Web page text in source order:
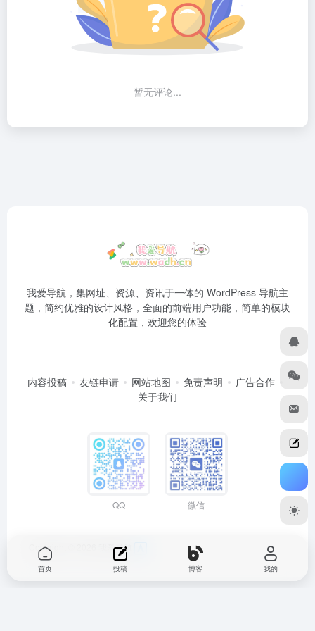
暂无评论...
我爱导航，集网址、资源、资讯于一体的 WordPress 导航主
题，简约优雅的设计风格，全面的前端用户功能，简单的模块
化配置，欢迎您的体验
内容投稿 友链申请 网站地图 免责声明
广告合作
关于我们
QQ 微信
Copyright © 2026 我爱导航
首页 投稿 博客 我的